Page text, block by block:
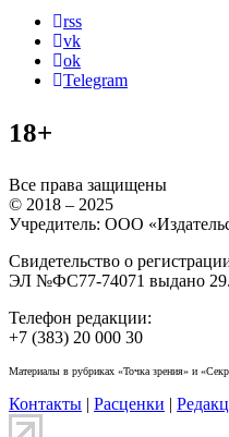
rss
vk
ok
Telegram
18+
Все права защищены
© 2018 – 2025
Учредитель: ООО
Свидетельство о
ЭЛ №ФС77-74071 выдано
Телефон редакции:
+7 (383) 20 000 30
Материалы в рубриках «Точка зрения» и
Контакты | Расценки |